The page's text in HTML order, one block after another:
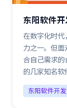
东阳软件开
在数字化时
力之一。但
合自己需求的
的几家知名
东阳软件开发